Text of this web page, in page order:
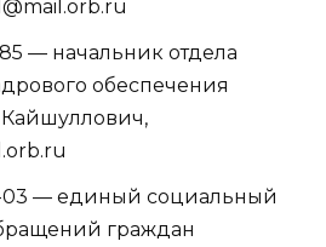
— начальник отдела
обеспечения
03 — единый социальный
граждан